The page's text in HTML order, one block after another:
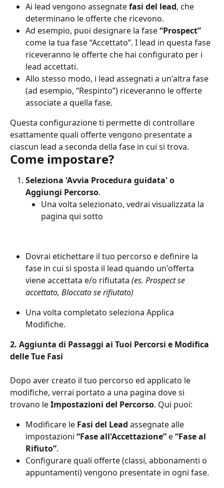
Ai lead vengono assegnate fasi del lead, che
determinano le offerte che ricevono.
Ad esempio, puoi designare la fase “Prospect”
come la tua fase “Accettato”. I lead in questa fase
riceveranno le offerte che hai configurato per i
lead accettati.
Allo stesso modo, i lead assegnati a un'altra fase
(ad esempio, “Respinto”) riceveranno le offerte
associate a quella fase.
Questa configurazione ti permette di controllare
esattamente quali offerte vengono presentate a
ciascun lead a seconda della fase in cui si trova.
Come impostare?
Seleziona 'Avvia Procedura guidata' o
Aggiungi Percorso.
Una volta selezionato, vedrai visualizzata la
pagina qui sotto
Dovrai etichettare il tuo percorso e definire la
fase in cui si sposta il lead quando un'offerta
viene accettata e/o rifiutata (es. Prospect se
accettato, Bloccato se rifiutato)
Una volta completato seleziona Applica
Modifiche.
2. Aggiunta di Passaggi ai Tuoi Percorsi e Modifica
delle Tue Fasi
Dopo aver creato il tuo percorso ed applicato le
modifiche, verrai portato a una pagina dove si
trovano le Impostazioni del Percorso. Qui puoi:
Modificare le Fasi del Lead assegnate alle
impostazioni “Fase all'Accettazione” e “Fase al
Rifiuto”.
Configurare quali offerte (classi, abbonamenti o
appuntamenti) vengono presentate in ogni fase.